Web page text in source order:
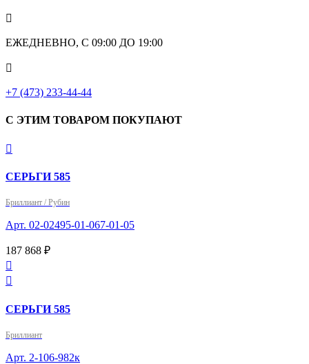

ЕЖЕДНЕВНО, С 09:00 ДО 19:00

+7 (473) 233-44-44
С ЭТИМ ТОВАРОМ ПОКУПАЮТ

СЕРЬГИ 585
Бриллиант / Рубин
Арт. 02-02495-01-067-01-05
187 868 ₽


СЕРЬГИ 585
Бриллиант
Арт. 2-106-982к